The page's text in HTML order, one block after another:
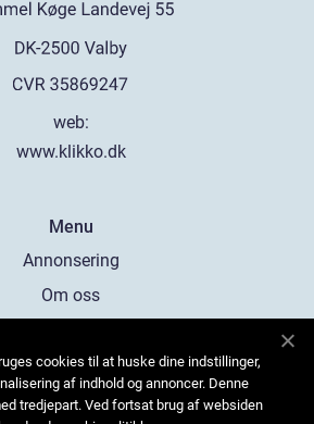
web:
www.klikko.dk
Menu
Annonsering
Om oss
Kontakta oss
Sitemap
cookies til at huske dine indstillinger,
af indhold og annoncer. Denne
tredjepart. Ved fortsat brug af websiden